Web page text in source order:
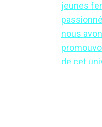
jeunes
nous
de cet